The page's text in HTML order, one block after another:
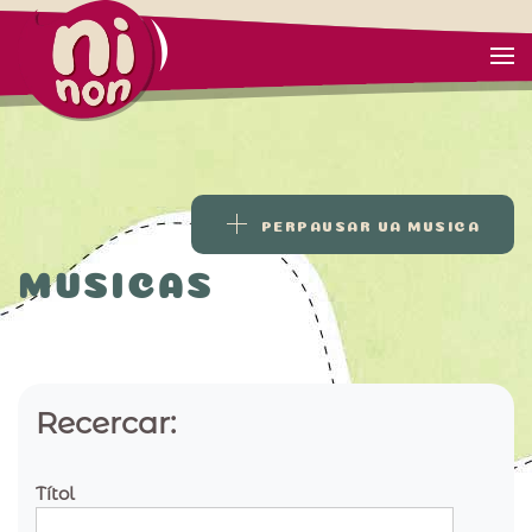
PERPAUSAR UA MUSICA
MUSICAS
Recercar:
Títol